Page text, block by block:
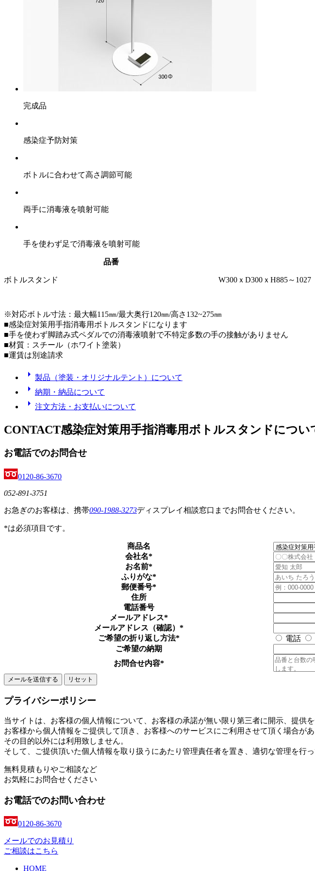
完成品
感染症予防対策
ボトルに合わせて高さ調節可能
両手に消毒液を噴射可能
手を使わず足で消毒液を噴射可能
品番
ボトルスタンド W300ｘD300ｘH885～1027
※対応ボトル寸法：最大幅115㎜/最大奥行120㎜/高さ132~275㎜
■感染症対策用手指消毒用ボトルスタンドになります
■手を使わず脚踏み式ペダルでの消毒液噴射で不特定多数の手の接触がありません
■材質：スチール（ホワイト塗装）
■運賃は別途請求
arrow_right 製品（塗装・オリジナルテント）について
arrow_right 納期・納品について
arrow_right 注文方法・お支払いについて
CONTACT感染症対策用手指消毒用ボトルスタンドについ
お電話でのお問合せ
0120-86-3670
052-891-3751
お急ぎのお客様は、携帯090-1988-3273ディスプレイ相談窓口までお問合せください。
*は必須項目です。
商品名
会社名*
お名前*
ふりがな*
郵便番号*
住所
電話番号
メールアドレス*
メールアドレス（確認） *
ご希望の折り返し方法* 電話
ご希望の納期
お問合せ内容*
プライバシーポリシー
当サイトは、お客様の個人情報について、お客様の承諾が無い限り第三者に開示、提供を
お客様から個人情報をご提供して頂き、お客様へのサービスにご利用させて頂く場合があ
その目的以外には利用致しません。
そして、ご提供頂いた個人情報を取り扱うにあたり管理責任者を置き、適切な管理を行っ
無料見積もりやご相談など
お気軽にお問合せください
お電話でのお問い合わせ
0120-86-3670
メールでのお見積り
ご相談はこちら
HOME